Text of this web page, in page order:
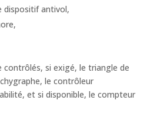
dispositif antivol,
contrôlés, si exigé, le triangle de
le contrôleur
et si disponible, le compteur